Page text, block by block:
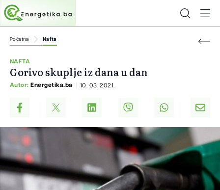
Početna Nafta
NAFTA
Gorivo skuplje iz dana u dan
Autor: Energetika.ba 10. 03. 2021.